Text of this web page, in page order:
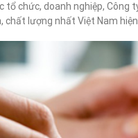
tổ chức, doanh nghiệp,
lượng nhất Việt Nam hiện